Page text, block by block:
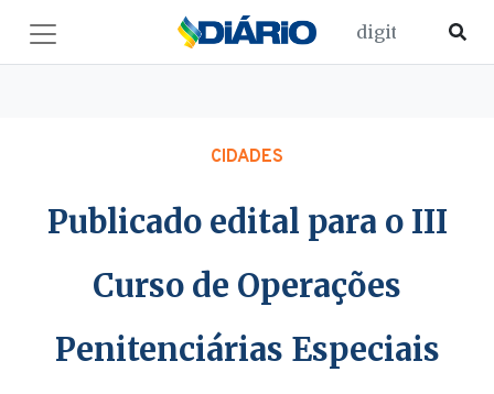
CIDADES
Publicado edital para o III
Curso de Operações
Penitenciárias Especiais